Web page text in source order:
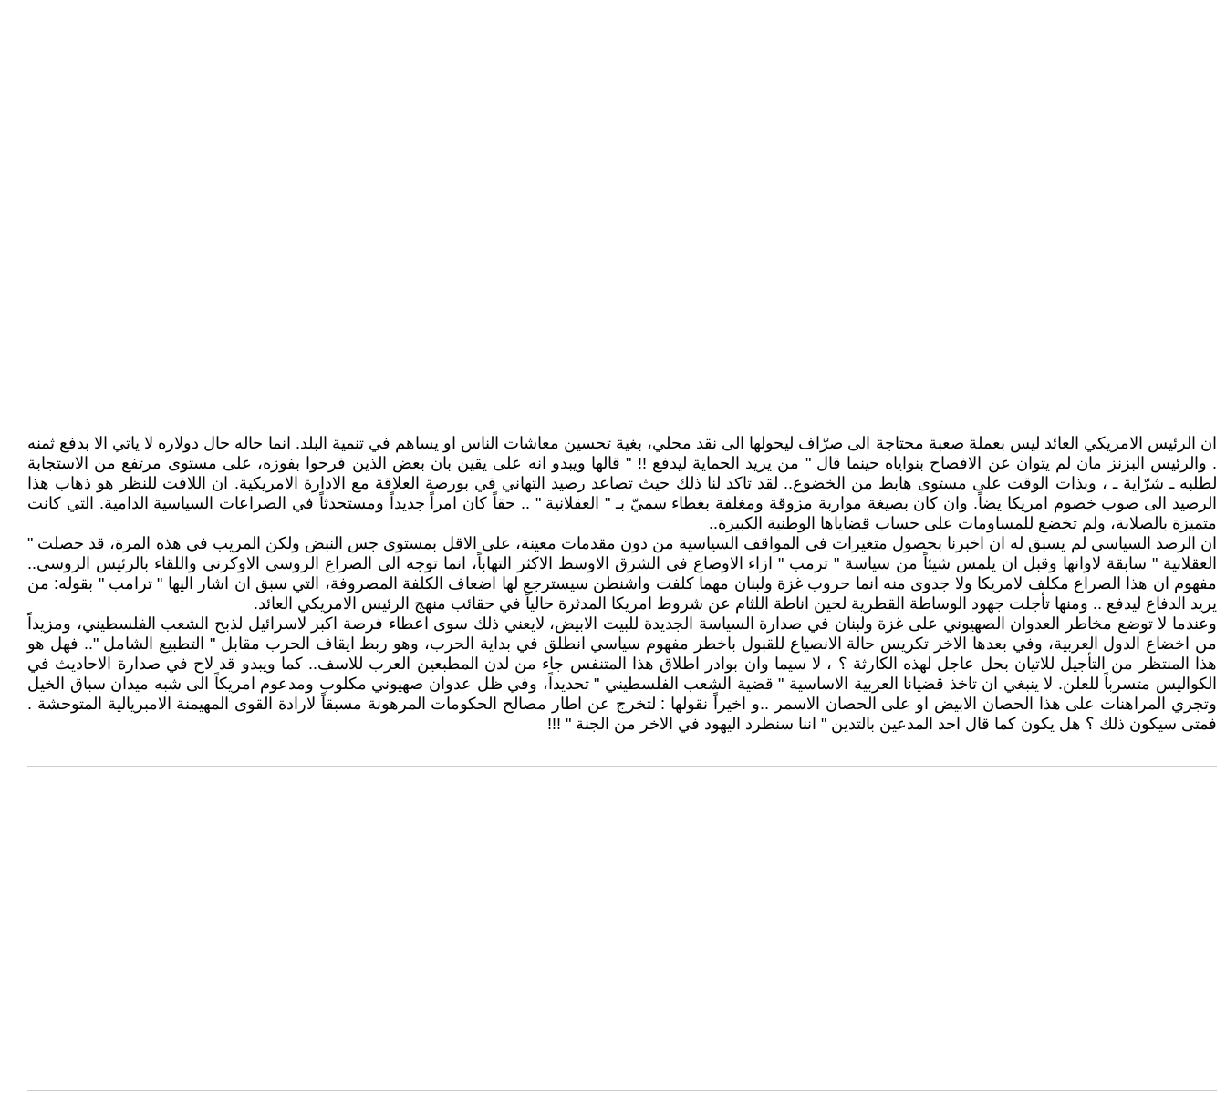
ان الرئيس الامريكي العائد ليس بعملة صعبة محتاجة الى صرّاف ليحولها الى نقد محلي، بغية تحسين معاشات الناس او يساهم في تنمية البلد. انما حاله حال دولاره لا ياتي الا بدفع ثمنه
. والرئيس البزنز مان لم يتوان عن الافصاح بنواياه حينما قال " من يريد الحماية ليدفع !! " قالها ويبدو انه على يقين بان بعض الذين فرحوا بفوزه، على مستوى مرتفع من الاستجابة
لطلبه ـ شرّاية ـ ، وبذات الوقت على مستوى هابط من الخضوع.. لقد تاكد لنا ذلك حيث تصاعد رصيد التهاني في بورصة العلاقة مع الادارة الامريكية. ان اللافت للنظر هو ذهاب هذا
الرصيد الى صوب خصوم امريكا يضاً. وان كان بصيغة مواربة مزوقة ومغلفة بغطاء سميّ بـ " العقلانية " .. حقاً كان امراً جديداً ومستحدثاً في الصراعات السياسية الدامية. التي كانت
متميزة بالصلابة، ولم تخضع للمساومات على حساب قضاياها الوطنية الكبيرة..
ان الرصد السياسي لم يسبق له ان اخبرنا بحصول متغيرات في المواقف السياسية من دون مقدمات معينة، على الاقل بمستوى جس النبض ولكن المريب في هذه المرة، قد حصلت "
العقلانية " سابقة لاوانها وقبل ان يلمس شيئاً من سياسة " ترمب " ازاء الاوضاع في الشرق الاوسط الاكثر التهاباً، انما توجه الى الصراع الروسي الاوكرني واللقاء بالرئيس الروسي..
مفهوم ان هذا الصراع مكلف لامريكا ولا جدوى منه انما حروب غزة ولبنان مهما كلفت واشنطن سيسترجع لها اضعاف الكلفة المصروفة، التي سبق ان اشار اليها " ترامب " بقوله: من
يريد الدفاع ليدفع .. ومنها تأجلت جهود الوساطة القطرية لحين اناطة اللثام عن شروط امريكا المدثرة حالياً في حقائب منهج الرئيس الامريكي العائد.
وعندما لا توضع مخاطر العدوان الصهيوني على غزة ولبنان في صدارة السياسة الجديدة للبيت الابيض، لايعني ذلك سوى اعطاء فرصة اكبر لاسرائيل لذبح الشعب الفلسطيني، ومزيداً
من اخضاع الدول العربية، وفي بعدها الاخر تكريس حالة الانصياع للقبول باخطر مفهوم سياسي انطلق في بداية الحرب، وهو ربط ايقاف الحرب مقابل " التطبيع الشامل ".. فهل هو
هذا المنتظر من التأجيل للاتيان بحل عاجل لهذه الكارثة ؟ ، لا سيما وان بوادر اطلاق هذا المتنفس جاء من لدن المطبعين العرب للاسف.. كما ويبدو قد لاح في صدارة الاحاديث في
الكواليس متسرباً للعلن. لا ينبغي ان تاخذ قضيانا العربية الاساسية " قضية الشعب الفلسطيني " تحديداً، وفي ظل عدوان صهيوني مكلوب ومدعوم امريكاً الى شبه ميدان سباق الخيل
وتجري المراهنات على هذا الحصان الابيض او على الحصان الاسمر ..و اخيراً نقولها : لتخرج عن اطار مصالح الحكومات المرهونة مسبقاً لارادة القوى المهيمنة الامبريالية المتوحشة .
فمتى سيكون ذلك ؟ هل يكون كما قال احد المدعين بالتدين " اننا سنطرد اليهود في الاخر من الجنة " !!!